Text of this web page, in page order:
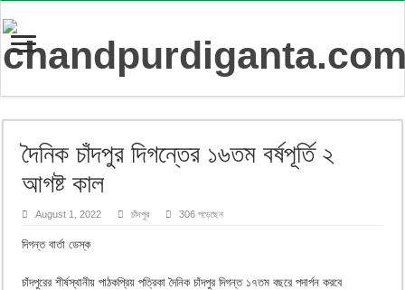
দৈনিক চাঁদপুর দিগন্তের ১৬তম বর্ষপূর্তি ২
আগষ্ট কাল
August 1, 2022 চাঁদপুর 306 পড়েছেন
দিগন্ত বার্তা ডেস্ক
চাঁদপুরের শীর্ষস্থানীয় পাঠকপ্রিয় পত্রিকা দৈনিক চাঁদপুর দিগন্ত ১৭তম বছরে পদার্পন করবে